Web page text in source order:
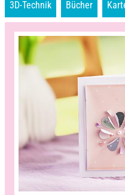
3D-Technik Bücher